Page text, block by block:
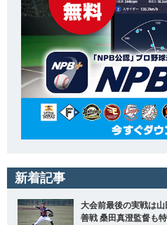
新着記事
大会前最後の実戦は
善戦 桑田真澄監督も